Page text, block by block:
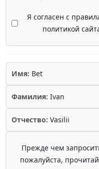
Я согласен с
политикой
Имя: Bet
Фамилия: Ivan
Отчество: Vasilii
Прежде чем
пожалуйста,